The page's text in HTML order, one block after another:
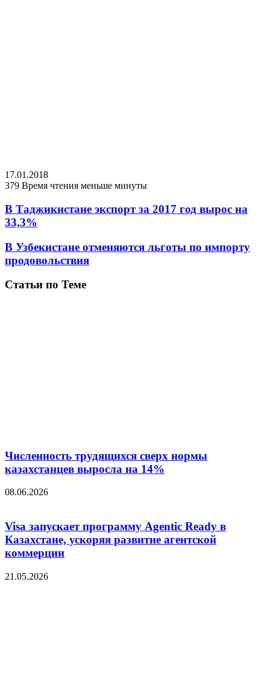
17.01.2018
379 Время чтения меньше минуты
В Таджикистане экспорт за 2017 год вырос на
33,3%
В Узбекистане отменяются льготы по импорту
продовольствия
Статьи по Теме
Численность трудящихся сверх нормы
казахстанцев выросла на 14%
08.06.2026
Visa запускает программу Agentic Ready в
Казахстане, ускоряя развитие агентской
коммерции
21.05.2026